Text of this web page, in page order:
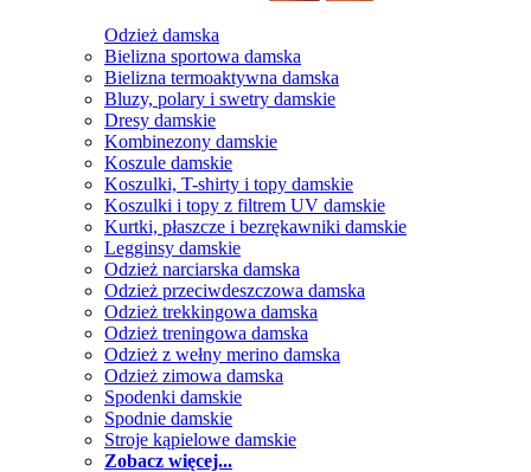
Odzież damska
Bielizna sportowa damska
Bielizna termoaktywna damska
Bluzy, polary i swetry damskie
Dresy damskie
Kombinezony damskie
Koszule damskie
Koszulki, T-shirty i topy damskie
Koszulki i topy z filtrem UV damskie
Kurtki, płaszcze i bezrękawniki damskie
Legginsy damskie
Odzież narciarska damska
Odzież przeciwdeszczowa damska
Odzież trekkingowa damska
Odzież treningowa damska
Odzież z wełny merino damska
Odzież zimowa damska
Spodenki damskie
Spodnie damskie
Stroje kąpielowe damskie
Zobacz więcej...